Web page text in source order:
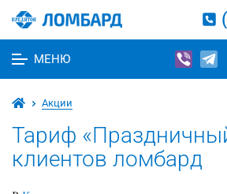
МЕНЮ
Акции
Тариф
клиентов ломбард